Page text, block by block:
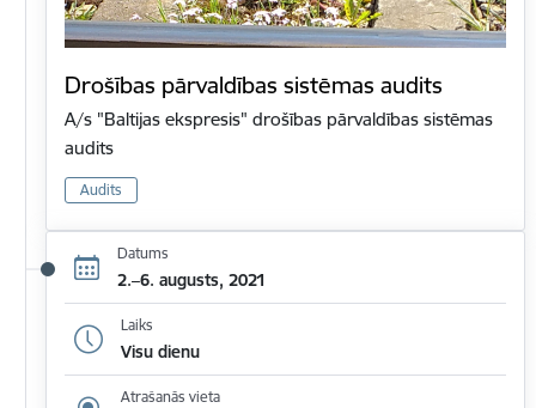
Drošības pārvaldības sistēmas audits
A/s "Baltijas ekspresis" drošības pārvaldības sistēmas
audits
Audits
Datums
2.–6. augusts, 2021
Laiks
Visu dienu
Atrašanās vieta